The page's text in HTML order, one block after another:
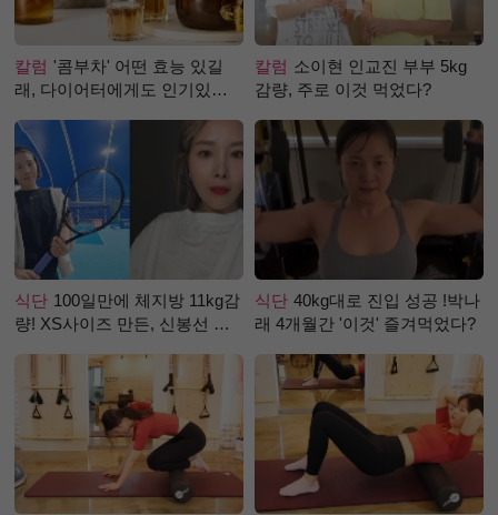
칼럼 '콤부차' 어떤 효능 있길
래, 다이어터에게도 인기있는
칼럼 소이현 인교진 부부 5kg
감량, 주로 이것 먹었다?
식단 100일만에 체지방 11kg감
량! XS사이즈 만든, 신봉선 식
식단 40kg대로 진입 성공 !박나
래 4개월간 '이것' 즐겨먹었다?